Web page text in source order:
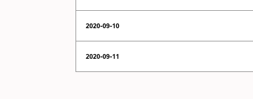
2020-09-10
2020-09-11